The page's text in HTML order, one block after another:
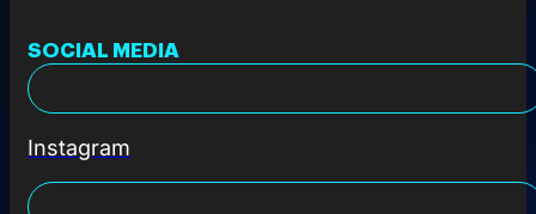
SOCIAL MEDIA
Instagram